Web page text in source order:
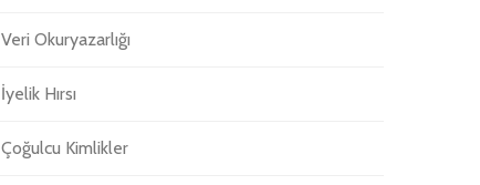
Veri Okuryazarlığı
İyelik Hırsı
Çoğulcu Kimlikler